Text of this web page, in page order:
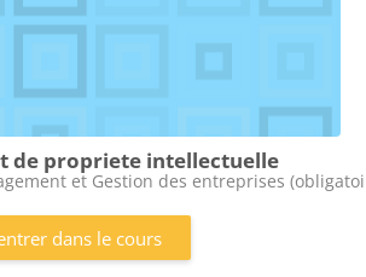
de propriete intellectuelle
et Gestion des entreprises
dans le cours